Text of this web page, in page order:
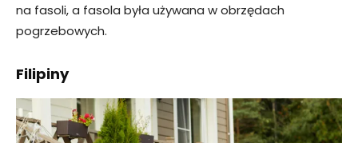
na fasoli, a fasola była używana w obrzędach
pogrzebowych.
Filipiny